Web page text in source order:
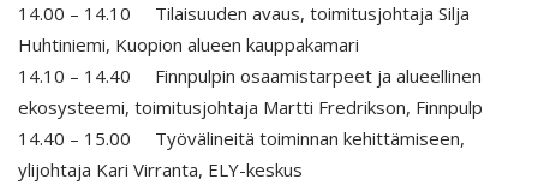
14.00 – 14.10 Tilaisuuden avaus, toimitusjohtaja Silja
Huhtiniemi, Kuopion alueen kauppakamari
14.10 – 14.40 Finnpulpin osaamistarpeet ja alueellinen
ekosysteemi, toimitusjohtaja Martti Fredrikson, Finnpulp
14.40 – 15.00 Työvälineitä toiminnan kehittämiseen,
ylijohtaja Kari Virranta, ELY-keskus